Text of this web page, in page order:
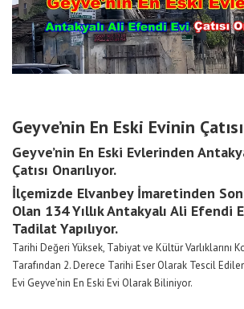
Geyve’nin En Eski Evinin
Geyve’nin En Eski Evlerinden
Çatısı Onarılıyor.
İlçemizde Elvanbey İmaretinden
Olan 134 Yıllık Antakyalı Ali Efendi
Tadilat Yapılıyor.
Tarihi Değeri Yüksek, Tabiyat ve Kültür Varlıklarını
Tarafından 2. Derece Tarihi Eser Olarak Tescil
Evi Geyve’nin En Eski Evi Olarak Biliniyor.